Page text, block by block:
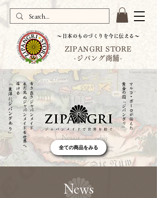
〜日本のものづくりを今に伝える〜
ZIPANGRI STORE
-ジパング商舗-
古き良きジャパンメイド
未
だ
見
ぬ
ジ
ャ
パ
ン
メ
イ
ド
を
世
界
へ
届
け
る
『東洋にジパングあり』
全ての商品をみる
マルコ・ポーロが伝えた
​黄金の国『ジパングリ』​
News